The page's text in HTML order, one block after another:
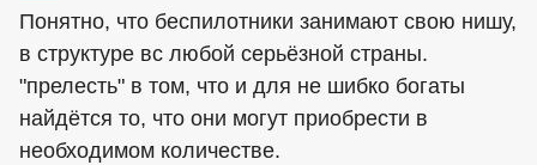
Понятно, что беспилотники занимают свою нишу,
в структуре вс любой серьёзной страны.
"прелесть" в том, что и для не шибко богаты
найдётся то, что они могут приобрести в
необходимом количестве.